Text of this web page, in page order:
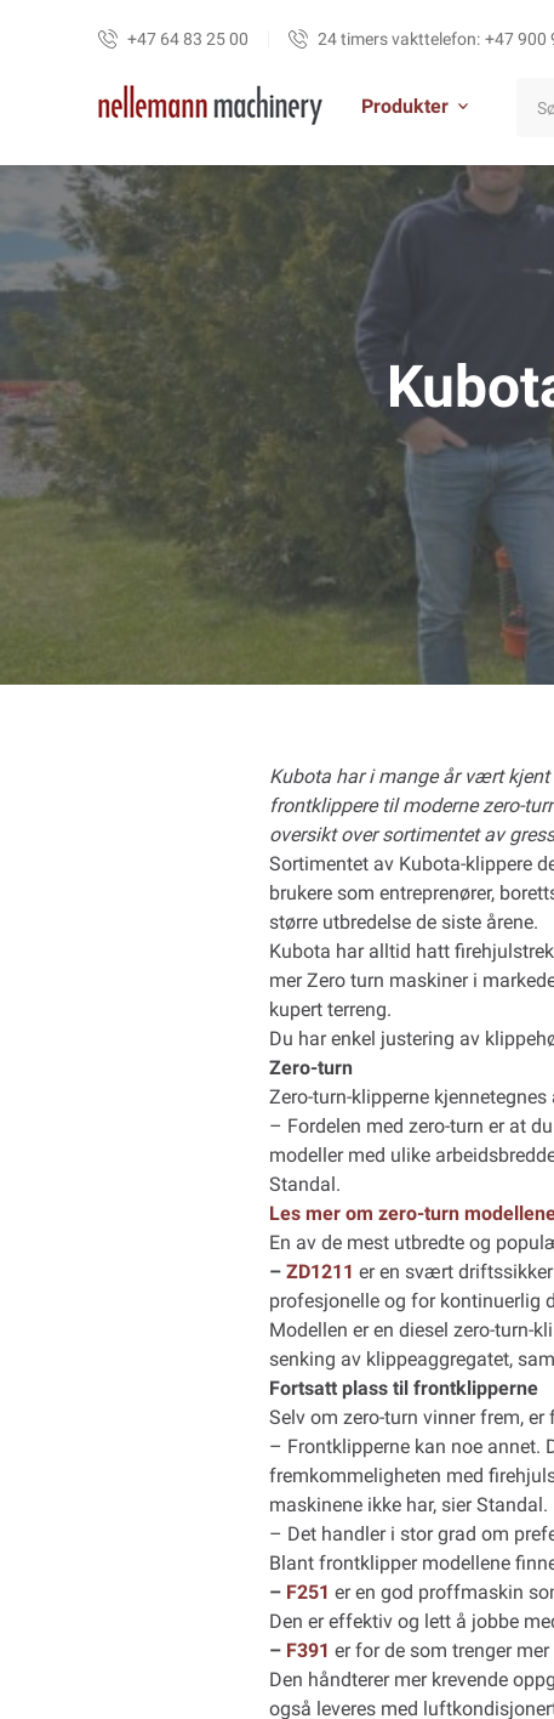
+47 64 83 25 00 24 timers vakttelefon: +47 900
Produkter
Kubota har i mange år vært
frontklippere til moderne zero-
oversikt over sortimentet av
Sortimentet av Kubota-klippere
brukere som entreprenører,
større utbredelse de siste årene.
Kubota har alltid hatt
mer Zero turn maskiner i
kupert terreng.
Du har enkel justering av
Zero-turn
Zero-turn-klipperne
– Fordelen med zero-turn er at
modeller med ulike
Standal.
Les mer om zero-turn
En av de mest utbredte og
– ZD1211 er en svært
profesjonelle og for kontinuerlig
Modellen er en diesel zero-turn-
senking av klippeaggregatet,
Fortsatt plass til frontklipperne
Selv om zero-turn vinner frem,
– Frontklipperne kan noe annet.
fremkommeligheten med
maskinene ikke har, sier Standal.
– Det handler i stor grad om
Blant frontklipper modellene
– F251 er en god proffmaskin
Den er effektiv og lett å jobbe
– F391 er for de som trenger
Den håndterer mer krevende
også leveres med